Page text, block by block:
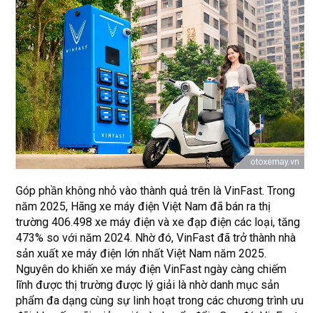
Góp phần không nhỏ vào thành quả trên là VinFast. Trong
năm 2025, Hãng xe máy điện Việt Nam đã bán ra thị
trường 406.498 xe máy điện và xe đạp điện các loại, tăng
473% so với năm 2024. Nhờ đó, VinFast đã trở thành nhà
sản xuất xe máy điện lớn nhất Việt Nam năm 2025.
Nguyên do khiến xe máy điện VinFast ngày càng chiếm
lĩnh được thị trường được lý giải là nhờ danh mục sản
phẩm đa dạng cùng sự linh hoạt trong các chương trình ưu